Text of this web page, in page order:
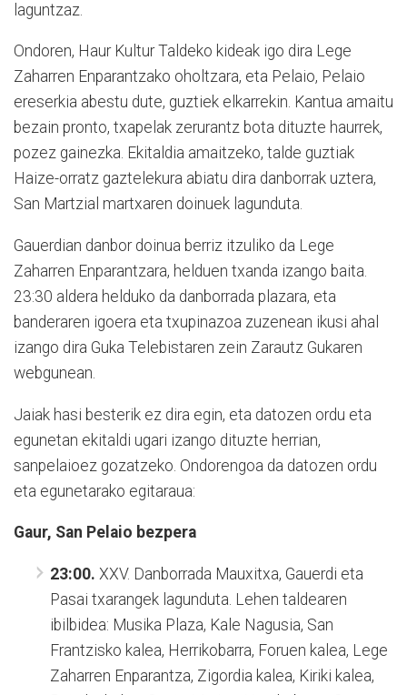
laguntzaz.
Ondoren, Haur Kultur Taldeko kideak igo dira Lege
Zaharren Enparantzako oholtzara, eta Pelaio, Pelaio
ereserkia abestu dute, guztiek elkarrekin. Kantua amaitu
bezain pronto, txapelak zerurantz bota dituzte haurrek,
pozez gainezka. Ekitaldia amaitzeko, talde guztiak
Haize-orratz gaztelekura abiatu dira danborrak uztera,
San Martzial martxaren doinuek lagunduta.
Gauerdian danbor doinua berriz itzuliko da Lege
Zaharren Enparantzara, helduen txanda izango baita.
23:30 aldera helduko da danborrada plazara, eta
banderaren igoera eta txupinazoa zuzenean ikusi ahal
izango dira Guka Telebistaren zein Zarautz Gukaren
webgunean.
Jaiak hasi besterik ez dira egin, eta datozen ordu eta
egunetan ekitaldi ugari izango dituzte herrian,
sanpelaioez gozatzeko. Ondorengoa da datozen ordu
eta egunetarako egitaraua:
Gaur, San Pelaio bezpera
23:00. XXV. Danborrada Mauxitxa, Gauerdi eta
Pasai txarangek lagunduta. Lehen taldearen
ibilbidea: Musika Plaza, Kale Nagusia, San
Frantzisko kalea, Herrikobarra, Foruen kalea, Lege
Zaharren Enparantza, Zigordia kalea, Kiriki kalea,